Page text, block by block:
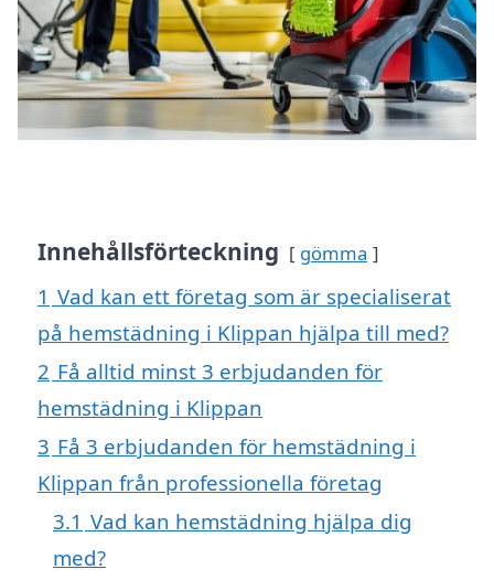
Innehållsförteckning gömma
1 Vad kan ett företag som är specialiserat
på hemstädning i Klippan hjälpa till med?
2 Få alltid minst 3 erbjudanden för
hemstädning i Klippan
3 Få 3 erbjudanden för hemstädning i
Klippan från professionella företag
3.1 Vad kan hemstädning hjälpa dig
med?